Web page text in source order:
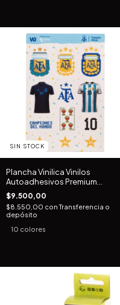
SIN STOCK
Plancha Vinilica Vinilos
Autoadhesivos Premium
Stickers
$9.500,00
$8.550,00 con Transferencia o
depósito
10 colores